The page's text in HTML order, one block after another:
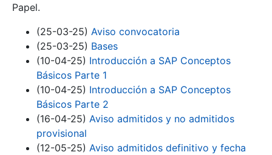
Papel.
(25-03-25) Aviso convocatoria
(25-03-25) Bases
(10-04-25) Introducción a SAP Conceptos
Básicos Parte 1
(10-04-25) Introducción a SAP Conceptos
Básicos Parte 2
(16-04-25) Aviso admitidos y no admitidos
provisional
(12-05-25) Aviso admitidos definitivo y fecha